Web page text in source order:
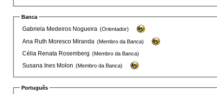
Banca
Gabriela Medeiros Nogueira (Orientador)
Ana Ruth Moresco Miranda (Membro da Banca)
Célia Renata Rosemberg (Membro da Banca)
Susana Ines Molon (Membro da Banca)
Português